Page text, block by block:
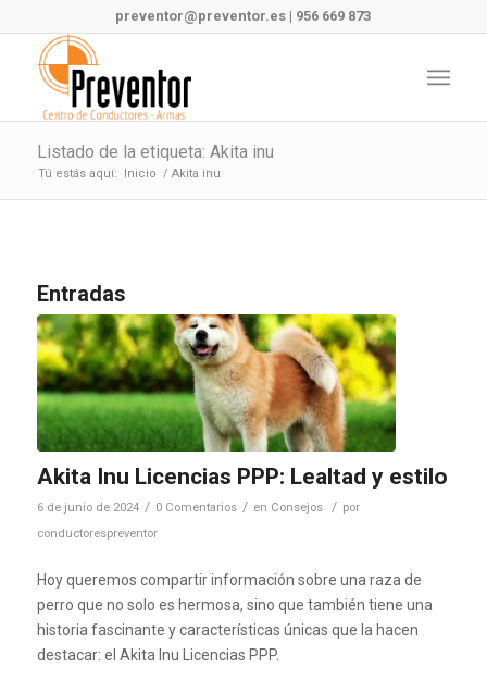
preventor@preventor.es | 956 669 873
Listado de la etiqueta: Akita inu
Tú estás aquí: Inicio / Akita inu
Entradas
Akita Inu Licencias PPP: Lealtad y estilo
6 de junio de 2024 / 0 Comentarios / en Consejos / por
conductorespreventor
Hoy queremos compartir información sobre una raza de
perro que no solo es hermosa, sino que también tiene una
historia fascinante y características únicas que la hacen
destacar: el Akita Inu Licencias PPP.